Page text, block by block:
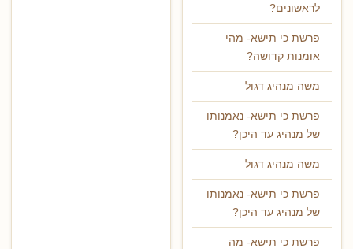
לראשונים?
פרשת כי תישא- מהי
אומנות קדושה?
משה מנהיג דגול
פרשת כי תישא- נאמנותו
של מנהיג עד היכן?
משה מנהיג דגול
פרשת כי תישא- נאמנותו
של מנהיג עד היכן?
פרשת כי תישא- מה